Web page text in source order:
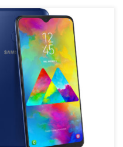
Deutschland – Exklusiv bei
Mit dem Galaxy M20 kommt
überzeugenden Preis-
Das Smartphone eignet sich
Einstiegsgerät mit
suchen. Der 64 […]